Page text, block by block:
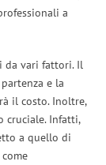
a
da vari fattori. Il
e la
il costo. Inoltre,
cruciale. Infatti,
a quello di